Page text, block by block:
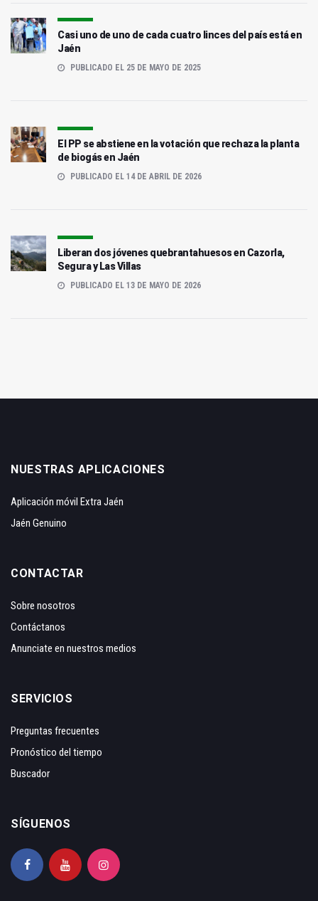
Casi uno de uno de cada cuatro linces del país está en
Jaén
PUBLICADO EL 25 DE MAYO DE 2025
El PP se abstiene en la votación que rechaza la planta
de biogás en Jaén
PUBLICADO EL 14 DE ABRIL DE 2026
Liberan dos jóvenes quebrantahuesos en Cazorla,
Segura y Las Villas
PUBLICADO EL 13 DE MAYO DE 2026
NUESTRAS APLICACIONES
Aplicación móvil Extra Jaén
Jaén Genuino
CONTACTAR
Sobre nosotros
Contáctanos
Anunciate en nuestros medios
SERVICIOS
Preguntas frecuentes
Pronóstico del tiempo
Buscador
SÍGUENOS